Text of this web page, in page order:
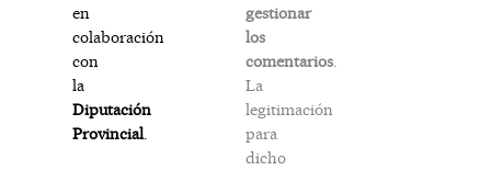
en
colaboración
con
la
Diputación
Provincial.
gestionar
los
comentarios.
La
legitimación
para
dicho